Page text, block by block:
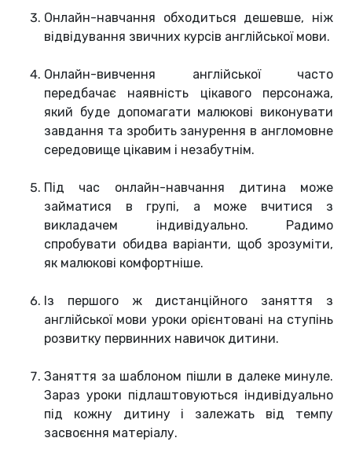
Онлайн-навчання обходиться дешевше, ніж
відвідування звичних курсів англійської мови.
Онлайн-вивчення англійської часто
передбачає наявність цікавого персонажа,
який буде допомагати малюкові виконувати
завдання та зробить занурення в англомовне
середовище цікавим і незабутнім.
Під час онлайн-навчання дитина може
займатися в групі, а може вчитися з
викладачем індивідуально. Радимо
спробувати обидва варіанти, щоб зрозуміти,
як малюкові комфортніше.
Із першого ж дистанційного заняття з
англійської мови уроки орієнтовані на ступінь
розвитку первинних навичок дитини.
Заняття за шаблоном пішли в далеке минуле.
Зараз уроки підлаштовуються індивідуально
під кожну дитину і залежать від темпу
засвоєння матеріалу.